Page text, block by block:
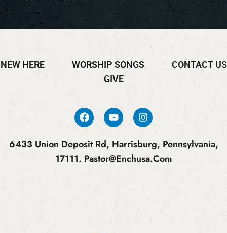
NEW HERE WORSHIP SONGS
CONTACT US
GIVE
6433 Union Deposit Rd, Harrisburg, Pennsylvania,
17111. Pastor@enchusa.com